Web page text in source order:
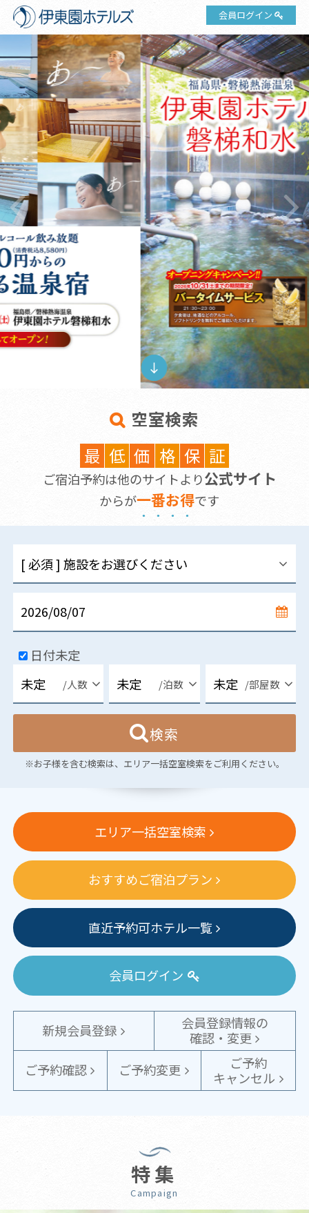
会員ログイン
空室検索
最 低 価 格 保 証
ご宿泊予約は他のサイトより公式サイト
からが一番お得です
日付未定
/人数 /泊数 /部屋数
検索
※お子様を含む検索は、エリア一括空室検索をご利用ください。
エリア一括空室検索
おすすめご宿泊プラン
直近予約可ホテル一覧
会員ログイン
新規会員登録
会員登録情報の
確認・変更
ご予約確認
ご予約変更
ご予約
キャンセル
特集
Campaign